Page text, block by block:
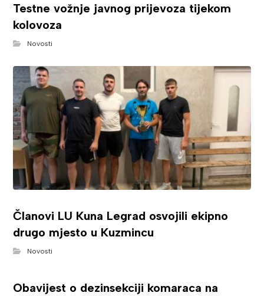
Testne vožnje javnog prijevoza tijekom
kolovoza
Novosti
Članovi LU Kuna Legrad osvojili ekipno
drugo mjesto u Kuzmincu
Novosti
Obavijest o dezinsekciji komaraca na